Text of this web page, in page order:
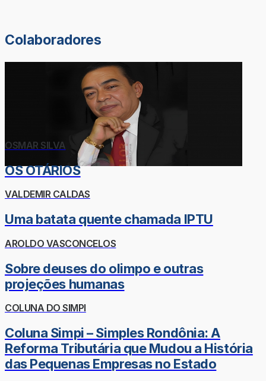
Colaboradores
OSMAR SILVA
OS OTÁRIOS
VALDEMIR CALDAS
Uma batata quente chamada IPTU
AROLDO VASCONCELOS
Sobre deuses do olimpo e outras
projeções humanas
COLUNA DO SIMPI
Coluna Simpi – Simples Rondônia: A
Reforma Tributária que Mudou a História
das Pequenas Empresas no Estado